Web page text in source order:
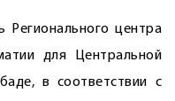
центра
для Центральной
в соответствии с